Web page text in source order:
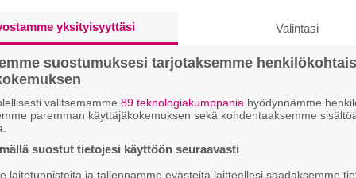
yksityisyyttäsi Valintasi
suostumuksesi tarjotaksemme
valitsemamme 89 teknologiakumppania hyödynnämme
paremman käyttäjäkokemuksen sekä kohdentaaksemme
suostut tietojesi käyttöön seuraavasti
laitetunnisteita ja tallennamme evästeitä laitteellesi saadaksemme